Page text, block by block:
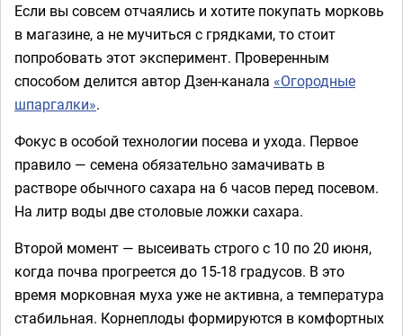
Если вы совсем отчаялись и хотите покупать морковь
в магазине, а не мучиться с грядками, то стоит
попробовать этот эксперимент. Проверенным
способом делится автор Дзен-канала «Огородные
шпаргалки».
Фокус в особой технологии посева и ухода. Первое
правило — семена обязательно замачивать в
растворе обычного сахара на 6 часов перед посевом.
На литр воды две столовые ложки сахара.
Второй момент — высеивать строго с 10 по 20 июня,
когда почва прогреется до 15-18 градусов. В это
время морковная муха уже не активна, а температура
стабильная. Корнеплоды формируются в комфортных